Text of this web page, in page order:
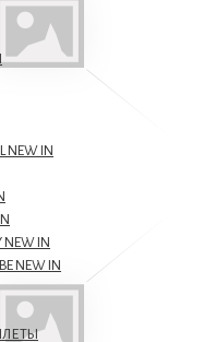
NEW IN
NEW IN
NEW IN